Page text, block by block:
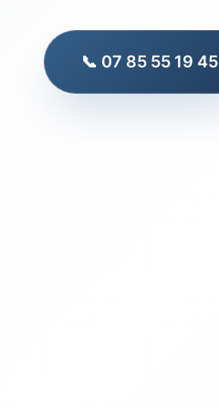
📞 07 85 55 19 45